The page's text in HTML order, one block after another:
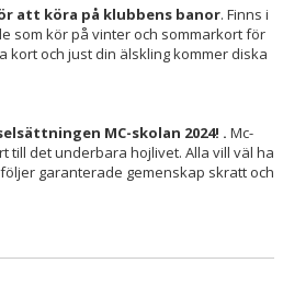
att köra på klubbens banor. Finns i
som kör på vinter och sommarkort för
kort och just din älskling kommer diska
MC-skolan 2024! . Mc-
till det underbara hojlivet. Alla vill väl ha
garanterade gemenskap skratt och